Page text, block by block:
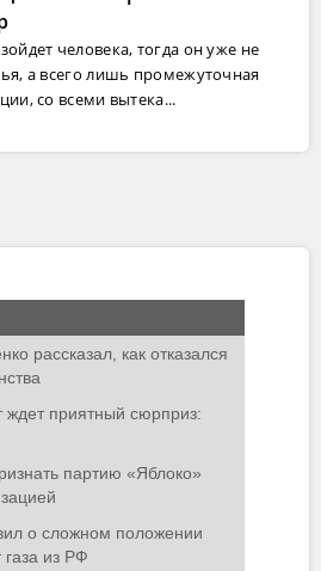
человека, тогда он уже не
а всего лишь промежуточная
со всеми вытека...